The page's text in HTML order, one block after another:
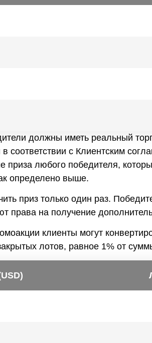
должны иметь реальный
соответствии с Клиентским
приза любого победителя,
определено выше.
приз только один раз.
права на получение
клиенты могут
лотов, равное 1% от